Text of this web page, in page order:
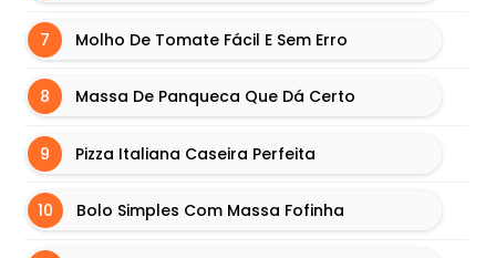
A
H
S
M
A
Molho De Tomate Fácil E Sem Erro
Massa De Panqueca Que Dá Certo
Pizza Italiana Caseira Perfeita
Bolo Simples Com Massa Fofinha